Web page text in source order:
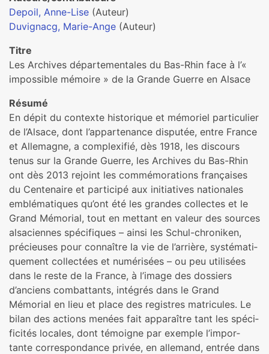
Depoil, Anne-Lise (Auteur)
Duvignacg, Marie-Ange (Auteur)
Titre
Les Archives dépar­te­men­ta­les du Bas-Rhin face à l’«
impos­si­ble mémoire » de la Grande Guerre en Alsace
Résumé
En dépit du contexte his­to­ri­que et mémo­riel par­ti­cu­lier
de l’Alsace, dont l’appar­te­nance dis­pu­tée, entre France
et Allemagne, a com­plexi­fié, dès 1918, les dis­cours
tenus sur la Grande Guerre, les Archives du Bas-Rhin
ont dès 2013 rejoint les com­mé­mo­ra­tions fran­çai­ses
du Centenaire et par­ti­cipé aux ini­tia­ti­ves natio­na­les
emblé­ma­ti­ques qu’ont été les gran­des col­lec­tes et le
Grand Mémorial, tout en met­tant en valeur des sour­ces
alsa­cien­nes spé­ci­fi­ques – ainsi les Schul-chro­ni­ken,
pré­cieu­ses pour connaî­tre la vie de l’arrière, sys­té­ma­ti­
que­ment col­lec­tées et numé­ri­sées – ou peu uti­li­sées
dans le reste de la France, à l’image des dos­siers
d’anciens com­bat­tants, inté­grés dans le Grand
Mémorial en lieu et place des regis­tres matri­cu­les. Le
bilan des actions menées fait appa­raî­tre tant les spé­ci­
fi­ci­tés loca­les, dont témoi­gne par exem­ple l’impor­
tante cor­res­pon­dance privée, en alle­mand, entrée dans